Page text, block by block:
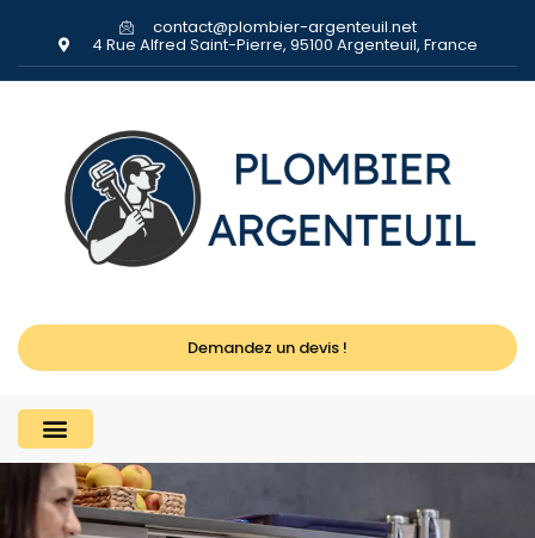
contact@plombier-argenteuil.net
4 Rue Alfred Saint-Pierre, 95100 Argenteuil, France
Demandez un devis !